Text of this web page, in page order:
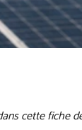
cette fiche